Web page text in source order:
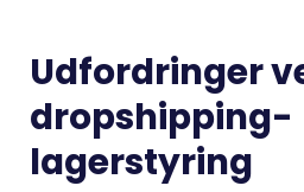
Udfordringer
dropshipping-
lagerstyring